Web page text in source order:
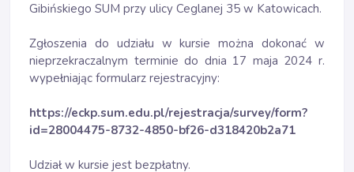
Gibińskiego SUM przy ulicy Ceglanej 35 w Katowicach.
Zgłoszenia do udziału w kursie można dokonać w
nieprzekraczalnym terminie do dnia 17 maja 2024 r.
wypełniając formularz rejestracyjny:
https://eckp.sum.edu.pl/rejestracja/survey/form?
id=28004475-8732-4850-bf26-d318420b2a71
Udział w kursie jest bezpłatny.